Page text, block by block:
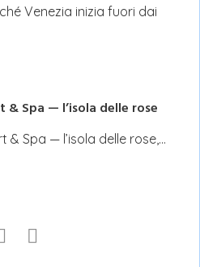
Venezia inizia fuori dai
& Spa — l’isola delle rose
& Spa — l’isola delle rose,…